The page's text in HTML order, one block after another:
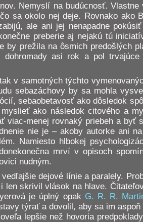
Nemyslí na budúcnosť.
sa okolo nej deje. Rovnako ako
ale ani jej nenapadne
preberie aj nejakú tú
by prežila na ôsmich predošlých
asi rok a pol trvajúce
v samotných týchto
sebazáchovy by sa mohla
sebaobetavosť ako dôsledok
ako následok citového a
viac-menej rovnaký priebeh a byť
nie je – akoby autorke ani
Namiesto hlbokej
mrví v opisoch
nudným.
dejové línie a paralely.
skrivil vlások na hlave.
je úplný opak G. R. R.
týrať a dovolil, aby sa im
lepšie než hovoria